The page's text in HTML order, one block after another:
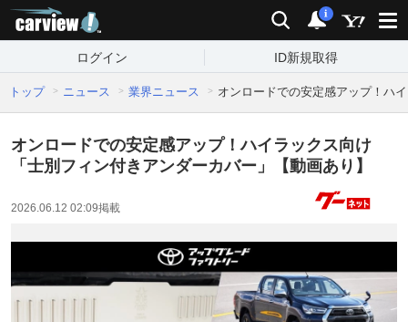
検索 通知
i
ログイン ID新規取得
トップ ニュース 業界ニュース オンロードでの安定感アップ！ハ
オンロードでの安定感アップ！ハイラックス向け
「士別フィン付きアンダーカバー」【動画あり】
2026.06.12 02:09掲載